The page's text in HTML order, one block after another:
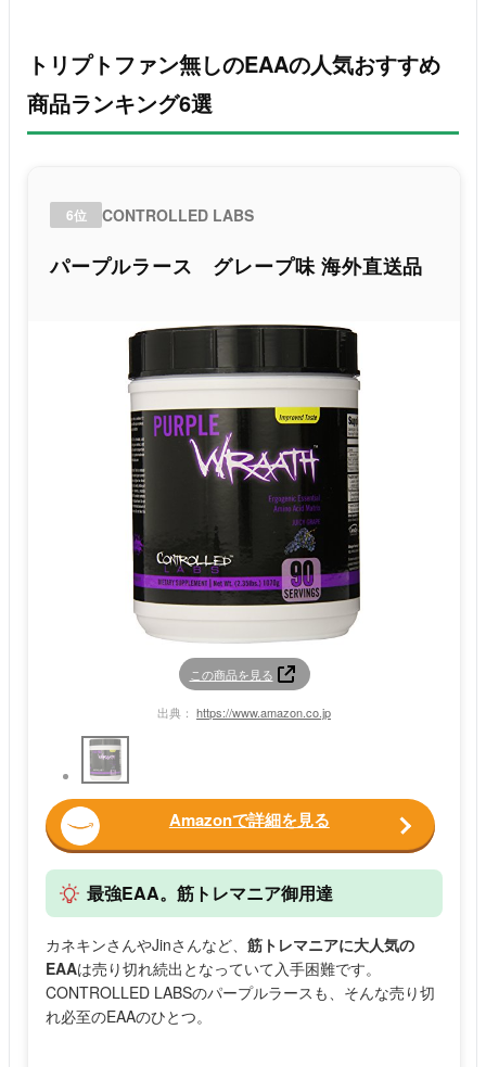
トリプトファン無しのEAAの人気おすすめ
商品ランキング6選
6位 CONTROLLED LABS
パープルラース グレープ味 海外直送品
この商品を見る
出典： https://www.amazon.co.jp
Amazonで詳細を見る
最強EAA。筋トレマニア御用達
カネキンさんやJinさんなど、 筋トレマニアに大人気の
EAAは売り切れ続出となっていて入手困難です。
CONTROLLED LABSのパープルラースも、そんな売り切
れ必至のEAAのひとつ。